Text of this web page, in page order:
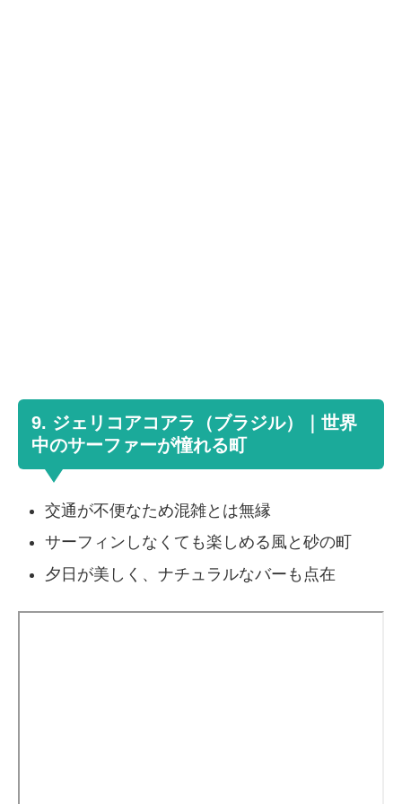
9. ジェリコアコアラ（ブラジル）｜世界
中のサーファーが憧れる町
交通が不便なため混雑とは無縁
サーフィンしなくても楽しめる風と砂の町
夕日が美しく、ナチュラルなバーも点在